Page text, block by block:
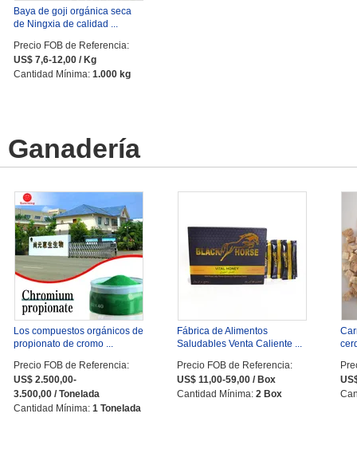
Baya de goji orgánica seca
de Ningxia de calidad ...
Precio FOB de Referencia:
US$ 7,6-12,00 / Kg
Cantidad Mínima: 1.000 kg
Ganadería
Los compuestos orgánicos de
propionato de cromo ...
Precio FOB de Referencia:
US$ 2.500,00-
3.500,00 / Tonelada
Cantidad Mínima: 1 Tonelada
Fábrica de Alimentos
Saludables Venta Caliente ...
Precio FOB de Referencia:
US$ 11,00-59,00 / Box
Cantidad Mínima: 2 Box